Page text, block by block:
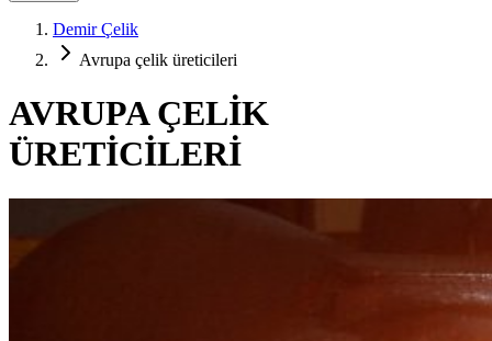
Demir Çelik
Avrupa çelik üreticileri
AVRUPA ÇELİK
ÜRETİCİLERİ